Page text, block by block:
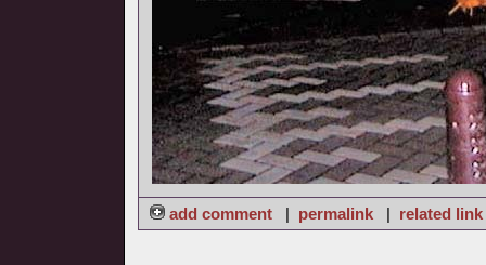
add comment | permalink | related link